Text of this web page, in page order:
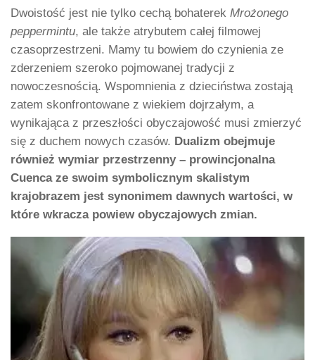
Dwoistość jest nie tylko cechą bohaterek Mrożonego
peppermintu, ale także atrybutem całej filmowej
czasoprzestrzeni. Mamy tu bowiem do czynienia ze
zderzeniem szeroko pojmowanej tradycji z
nowoczesnością. Wspomnienia z dzieciństwa zostają
zatem skonfrontowane z wiekiem dojrzałym, a
wynikająca z przeszłości obyczajowość musi zmierzyć
się z duchem nowych czasów. Dualizm obejmuje
również wymiar przestrzenny – prowincjonalna
Cuenca ze swoim symbolicznym skalistym
krajobrazem jest synonimem dawnych wartości, w
które wkracza powiew obyczajowych zmian.